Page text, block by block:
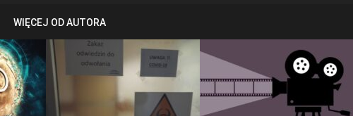
WIĘCEJ OD AUTORA